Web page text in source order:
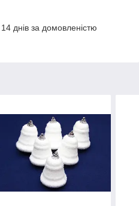
днів за домовленістю